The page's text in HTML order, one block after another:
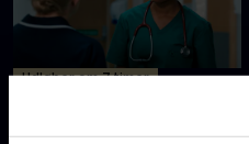
Udløber om 7 timer